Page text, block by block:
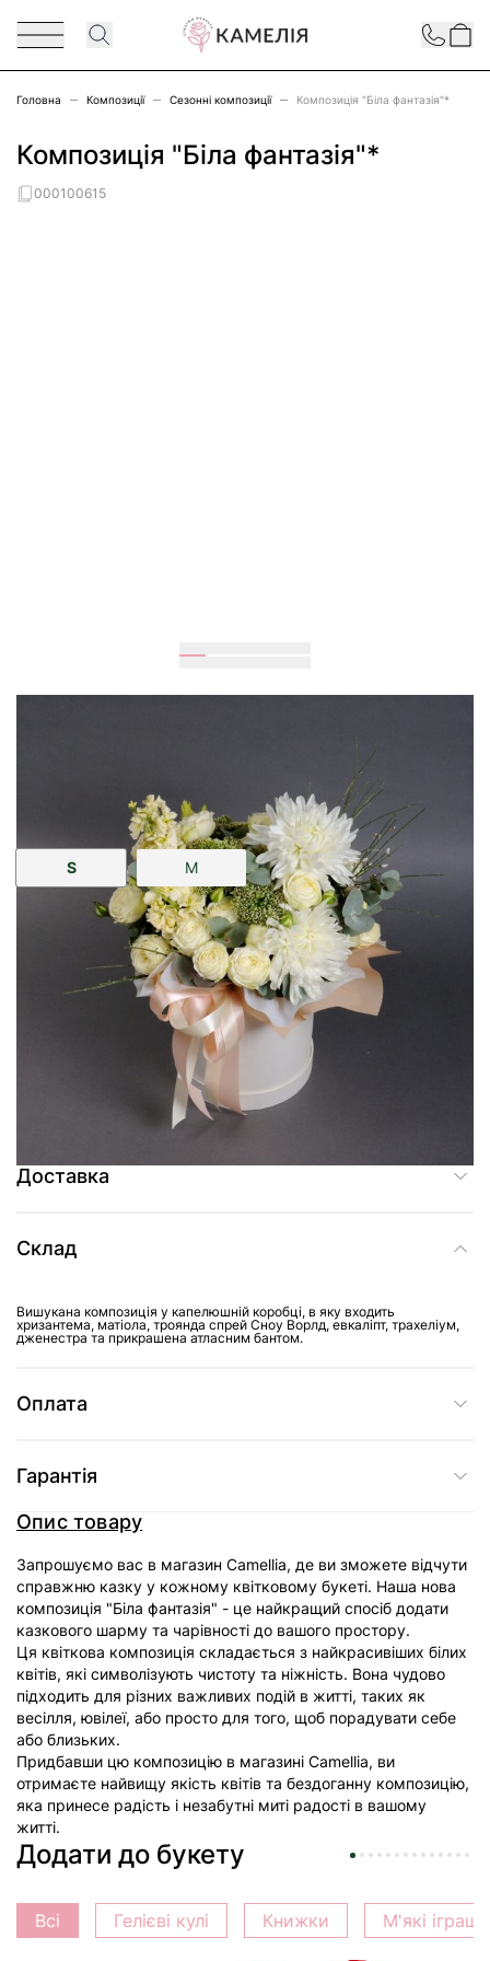
Contact
Головна Композиції Сезонні композиції Композиція "Біла фантазія"*
Композиція "Біла фантазія"*
000100615
S M
3 289 грн
Додати до кошика
Купити в один клік
Доставка
Склад
Вишукана композиція у капелюшній коробці, в яку входить
хризантема, матіола, троянда спрей Сноу Ворлд, евкаліпт, трахеліум,
дженестра та прикрашена атласним бантом.
Оплата
Гарантія
Опис товару
Запрошуємо вас в магазин Camellia, де ви зможете відчути
справжню казку у кожному квітковому букеті. Наша нова
композиція "Біла фантазія" - це найкращий спосіб додати
казкового шарму та чарівності до вашого простору.
Ця квіткова композиція складається з найкрасивіших білих
квітів, які символізують чистоту та ніжність. Вона чудово
підходить для різних важливих подій в житті, таких як
весілля, ювілеї, або просто для того, щоб порадувати себе
або близьких.
Придбавши цю композицію в магазині Camellia, ви
отримаєте найвищу якість квітів та бездоганну композицію,
яка принесе радість і незабутні миті радості в вашому
житті.
Додати до букету
Всі Гелієві кулі Книжки М'які